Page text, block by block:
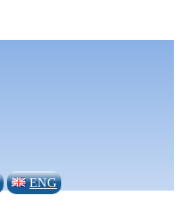
ENG